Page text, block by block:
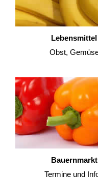
Lebensmittel
Obst,
Bauernmarkt
Termine und